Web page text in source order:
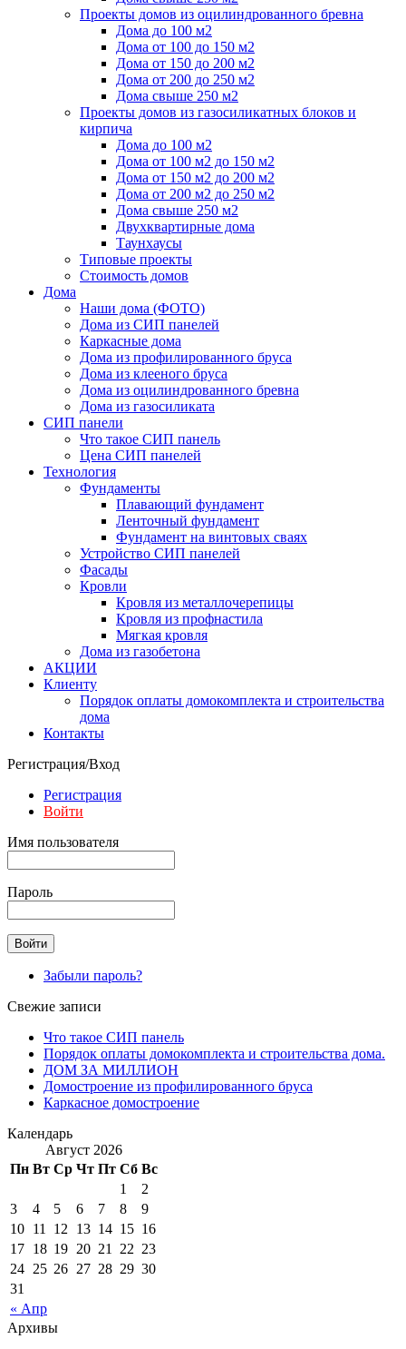
Проекты домов из оцилиндрованного бревна
Дома до 100 м2
Дома от 100 до 150 м2
Дома от 150 до 200 м2
Дома от 200 до 250 м2
Дома свыше 250 м2
Проекты домов из газосиликатных блоков и
кирпича
Дома до 100 м2
Дома от 100 м2 до 150 м2
Дома от 150 м2 до 200 м2
Дома от 200 м2 до 250 м2
Дома свыше 250 м2
Двухквартирные дома
Таунхаусы
Типовые проекты
Стоимость домов
Дома
Наши дома (ФОТО)
Дома из СИП панелей
Каркасные дома
Дома из профилированного бруса
Дома из клееного бруса
Дома из оцилиндрованного бревна
Дома из газосиликата
СИП панели
Что такое СИП панель
Цена СИП панелей
Технология
Фундаменты
Плавающий фундамент
Ленточный фундамент
Фундамент на винтовых сваях
Устройство СИП панелей
Фасады
Кровли
Кровля из металлочерепицы
Кровля из профнастила
Мягкая кровля
Дома из газобетона
АКЦИИ
Клиенту
Порядок оплаты домокомплекта и строительства
дома
Контакты
Регистрация/Вход
Регистрация
Войти
Имя пользователя
Пароль
Забыли пароль?
Свежие записи
Что такое СИП панель
Порядок оплаты домокомплекта и строительства дома.
ДОМ ЗА МИЛЛИОН
Домостроение из профилированного бруса
Каркасное домостроение
Календарь
Август 2026
Пн Вт Ср Чт Пт Сб Вс
« Апр
1
2
3
4 5 6 7 8
9
10 11 12 13 14 15 16
17 18 19 20 21 22 23
24 25 26 27 28 29 30
31
Архивы